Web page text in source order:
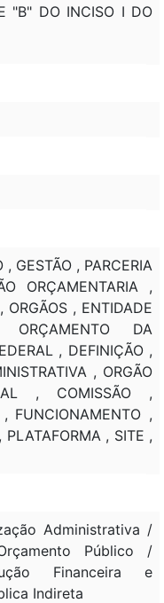
"B" DO INCISO I DO
GESTÃO , PARCERIA
ORÇAMENTARIA ,
, ENTIDADE
DA
, DEFINIÇÃO ,
, ORGÃO
, COMISSÃO ,
FUNCIONAMENTO ,
, SITE ,
Administrativa /
Público /
Financeira e
Indireta